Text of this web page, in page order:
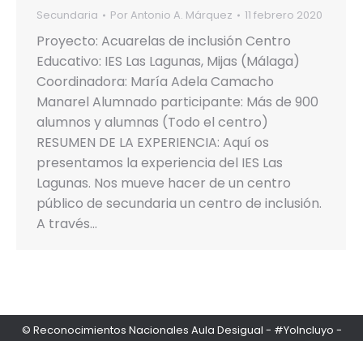
Secundaria Por Antonio A. Márquez 11 febrero 2020
Proyecto: Acuarelas de inclusión Centro
Educativo: IES Las Lagunas, Mijas (Málaga)
Coordinadora: María Adela Camacho
Manarel Alumnado participante: Más de 900
alumnos y alumnas (Todo el centro)
RESUMEN DE LA EXPERIENCIA: Aquí os
presentamos la experiencia del IES Las
Lagunas. Nos mueve hacer de un centro
público de secundaria un centro de inclusión.
A través…
© Reconocimientos Nacionales Aula Desigual - #YoIncluyo -